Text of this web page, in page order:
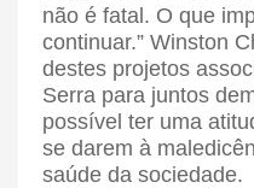
não é fatal. O que
continuar.” Winston
destes projetos
Serra para juntos
possível ter uma
se darem à
saúde da sociedade.